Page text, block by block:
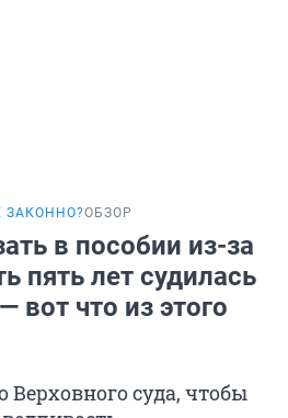
ЗАКОННО?ОБЗОР
в пособии из-за
пять лет судилась
вот что из этого
суда, чтобы